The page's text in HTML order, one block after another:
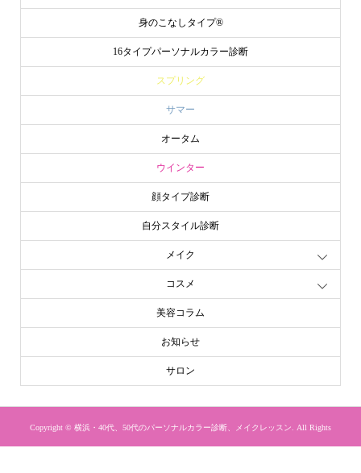
身のこなしタイプ®
16タイプパーソナルカラー診断
スプリング
サマー
オータム
ウインター
顔タイプ診断
自分スタイル診断
メイク
コスメ
美容コラム
お知らせ
サロン
Copyright © 横浜・40代、50代のパーソナルカラー診断、メイクレッスン. All Rights